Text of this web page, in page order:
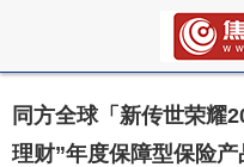
同方全球「新传世荣耀
理财”年度保障型保险产